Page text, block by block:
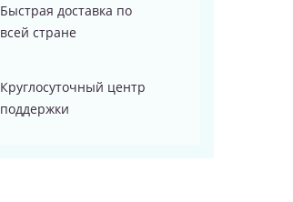
Быстрая доставка по
всей стране
Круглосуточный центр
поддержки